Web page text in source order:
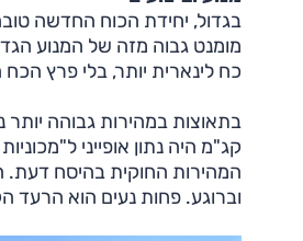
כח לינארית יותר, בלי פרץ
קג"מ היה נתון אופייני
המהירות החוקית בהיסח דעת.
וברוגע. פחות נעים הוא הרעד